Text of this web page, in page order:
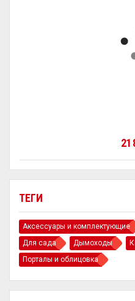
ТЕГИ
Аксессуары и комплектующие
Для сада
Дымоходы
Порталы и облицовка
21